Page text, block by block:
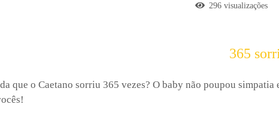
296visualizações
365
que o Caetano sorriu 365 vezes? O baby não poupou